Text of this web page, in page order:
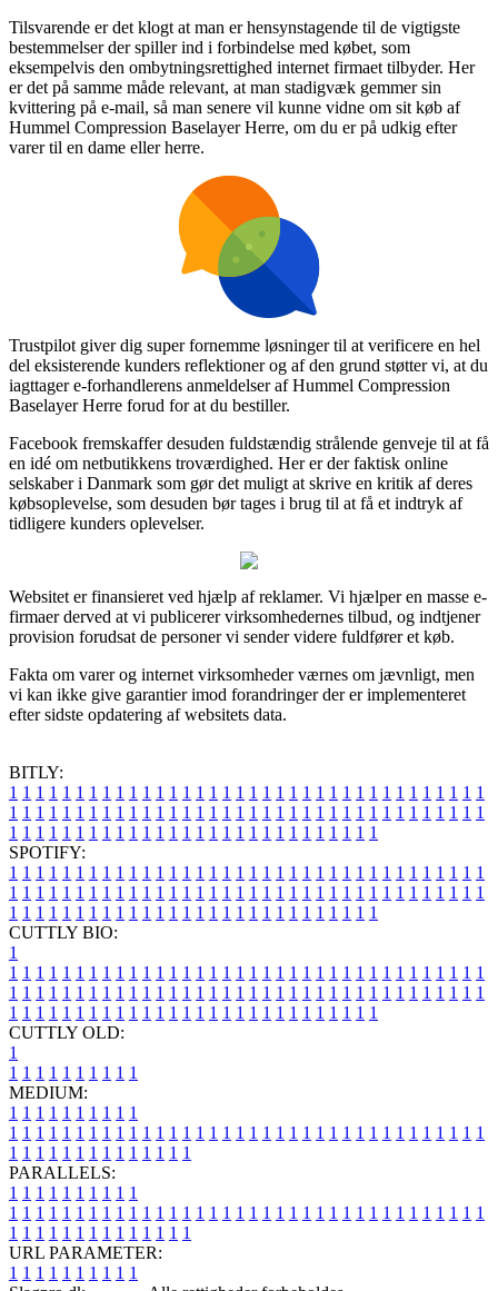
Tilsvarende er det klogt at man er hensynstagende til de vigtigste
bestemmelser der spiller ind i forbindelse med købet, som
eksempelvis den ombytningsrettighed internet firmaet tilbyder. Her
er det på samme måde relevant, at man stadigvæk gemmer sin
kvittering på e-mail, så man senere vil kunne vidne om sit køb af
Hummel Compression Baselayer Herre, om du er på udkig efter
varer til en dame eller herre.
Trustpilot giver dig super fornemme løsninger til at verificere en hel
del eksisterende kunders reflektioner og af den grund støtter vi, at du
iagttager e-forhandlerens anmeldelser af Hummel Compression
Baselayer Herre forud for at du bestiller.
Facebook fremskaffer desuden fuldstændig strålende genveje til at få
en idé om netbutikkens troværdighed. Her er der faktisk online
selskaber i Danmark som gør det muligt at skrive en kritik af deres
købsoplevelse, som desuden bør tages i brug til at få et indtryk af
tidligere kunders oplevelser.
Websitet er finansieret ved hjælp af reklamer. Vi hjælper en masse e-
firmaer derved at vi publicerer virksomhedernes tilbud, og indtjener
provision forudsat de personer vi sender videre fuldfører et køb.
Fakta om varer og internet virksomheder værnes om jævnligt, men
vi kan ikke give garantier imod forandringer der er implementeret
efter sidste opdatering af websitets data.
BITLY:
1 1 1 1 1 1 1 1 1 1 1 1 1 1 1 1 1 1 1 1 1 1 1 1 1 1 1 1 1 1 1 1 1 1 1 1
1 1 1 1 1 1 1 1 1 1 1 1 1 1 1 1 1 1 1 1 1 1 1 1 1 1 1 1 1 1 1 1 1 1 1 1
1 1 1 1 1 1 1 1 1 1 1 1 1 1 1 1 1 1 1 1 1 1 1 1 1 1 1 1
SPOTIFY:
1 1 1 1 1 1 1 1 1 1 1 1 1 1 1 1 1 1 1 1 1 1 1 1 1 1 1 1 1 1 1 1 1 1 1 1
1 1 1 1 1 1 1 1 1 1 1 1 1 1 1 1 1 1 1 1 1 1 1 1 1 1 1 1 1 1 1 1 1 1 1 1
1 1 1 1 1 1 1 1 1 1 1 1 1 1 1 1 1 1 1 1 1 1 1 1 1 1 1 1
CUTTLY BIO:
1
1 1 1 1 1 1 1 1 1 1 1 1 1 1 1 1 1 1 1 1 1 1 1 1 1 1 1 1 1 1 1 1 1 1 1 1
1 1 1 1 1 1 1 1 1 1 1 1 1 1 1 1 1 1 1 1 1 1 1 1 1 1 1 1 1 1 1 1 1 1 1 1
1 1 1 1 1 1 1 1 1 1 1 1 1 1 1 1 1 1 1 1 1 1 1 1 1 1 1 1
CUTTLY OLD:
1
1 1 1 1 1 1 1 1 1 1
MEDIUM:
1 1 1 1 1 1 1 1 1 1
1 1 1 1 1 1 1 1 1 1 1 1 1 1 1 1 1 1 1 1 1 1 1 1 1 1 1 1 1 1 1 1 1 1 1 1
1 1 1 1 1 1 1 1 1 1 1 1 1 1
PARALLELS:
1 1 1 1 1 1 1 1 1 1
1 1 1 1 1 1 1 1 1 1 1 1 1 1 1 1 1 1 1 1 1 1 1 1 1 1 1 1 1 1 1 1 1 1 1 1
1 1 1 1 1 1 1 1 1 1 1 1 1 1
URL PARAMETER:
1 1 1 1 1 1 1 1 1 1